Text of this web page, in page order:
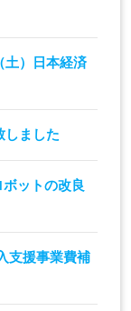
土）日本経済
しました
ットの改良
支援事業費補